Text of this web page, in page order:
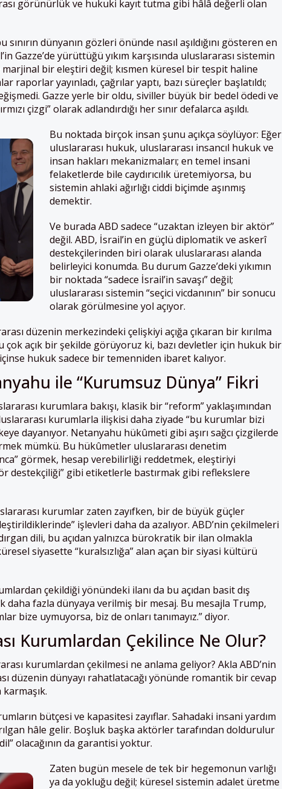
görünürlük ve hukuki kayıt tutma gibi hâlâ değerli olan
dünyanın gözleri önünde nasıl aşıldığını gösteren en
Gazze’de yürüttüğü yıkım karşısında uluslararası sistemin
bir eleştiri değil; kısmen küresel bir tespit haline
raporlar yayınladı, çağrılar yaptı, bazı süreçler başlatıldı;
Gazze yerle bir oldu, siviller büyük bir bedel ödedi ve
çizgi” olarak adlandırdığı her sınır defalarca aşıldı.
Bu noktada birçok insan şunu açıkça söylüyor: Eğer
uluslararası hukuk, uluslararası insancıl hukuk ve
insan hakları mekanizmaları; en temel insani
felaketlerde bile caydırıcılık üretemiyorsa, bu
sistemin ahlaki ağırlığı ciddi biçimde aşınmış
demektir.
Ve burada ABD sadece “uzaktan izleyen bir aktör”
değil. ABD, İsrail’in en güçlü diplomatik ve askerî
destekçilerinden biri olarak uluslararası alanda
belirleyici konumda. Bu durum Gazze’deki yıkımın
bir noktada “sadece İsrail’in savaşı” değil;
uluslararası sistemin “seçici vicdanının” bir sonucu
olarak görülmesine yol açıyor.
düzenin merkezindeki çelişkiyi açığa çıkaran bir kırılma
çok açık bir şekilde görüyoruz ki, bazı devletler için hukuk bir
hukuk sadece bir temenniden ibaret kalıyor.
ile “Kurumsuz Dünya” Fikri
kurumlara bakışı, klasik bir “reform” yaklaşımından
kurumlarla ilişkisi daha ziyade “bu kurumlar bizi
dayanıyor. Netanyahu hükûmeti gibi aşırı sağcı çizgilerde
mümkü. Bu hükûmetler uluslararası denetim
görmek, hesap verebilirliği reddetmek, eleştiriyi
destekçiliği” gibi etiketlerle bastırmak gibi reflekslere
kurumlar zaten zayıfken, bir de büyük güçler
işlevleri daha da azalıyor. ABD’nin çekilmeleri
dili, bu açıdan yalnızca bürokratik bir ilan olmakla
siyasette “kuralsızlığa” alan açan bir siyasi kültürü
çekildiği yönündeki ilanı da bu açıdan basit dış
daha fazla dünyaya verilmiş bir mesaj. Bu mesajla Trump,
bize uymuyorsa, biz de onları tanımayız.” diyor.
Kurumlardan Çekilince Ne Olur?
kurumlardan çekilmesi ne anlama geliyor? Akla ABD’nin
düzenin dünyayı rahatlatacağı yönünde romantik bir cevap
bütçesi ve kapasitesi zayıflar. Sahadaki insani yardım
hâle gelir. Boşluk başka aktörler tarafından doldurulur
olacağının da garantisi yoktur.
Zaten bugün mesele de tek bir hegemonun varlığı
ya da yokluğu değil; küresel sistemin adalet üretme